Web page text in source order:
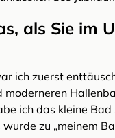
als Sie im
ich zuerst
moderneren
ich das kleine
zu „meinem